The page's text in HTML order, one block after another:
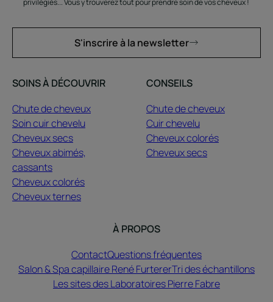
privilégiés... Vous y trouverez tout pour prendre soin de vos cheveux !
S'inscrire à la newsletter
SOINS À DÉCOUVRIR
Chute de cheveux
Soin cuir chevelu
Cheveux secs
Cheveux abimés,
cassants
Cheveux colorés
Cheveux ternes
CONSEILS
Chute de cheveux
Cuir chevelu
Cheveux colorés
Cheveux secs
À PROPOS
ContactQuestions fréquentes
Salon & Spa capillaire René FurtererTri des échantillons
Les sites des Laboratoires Pierre Fabre